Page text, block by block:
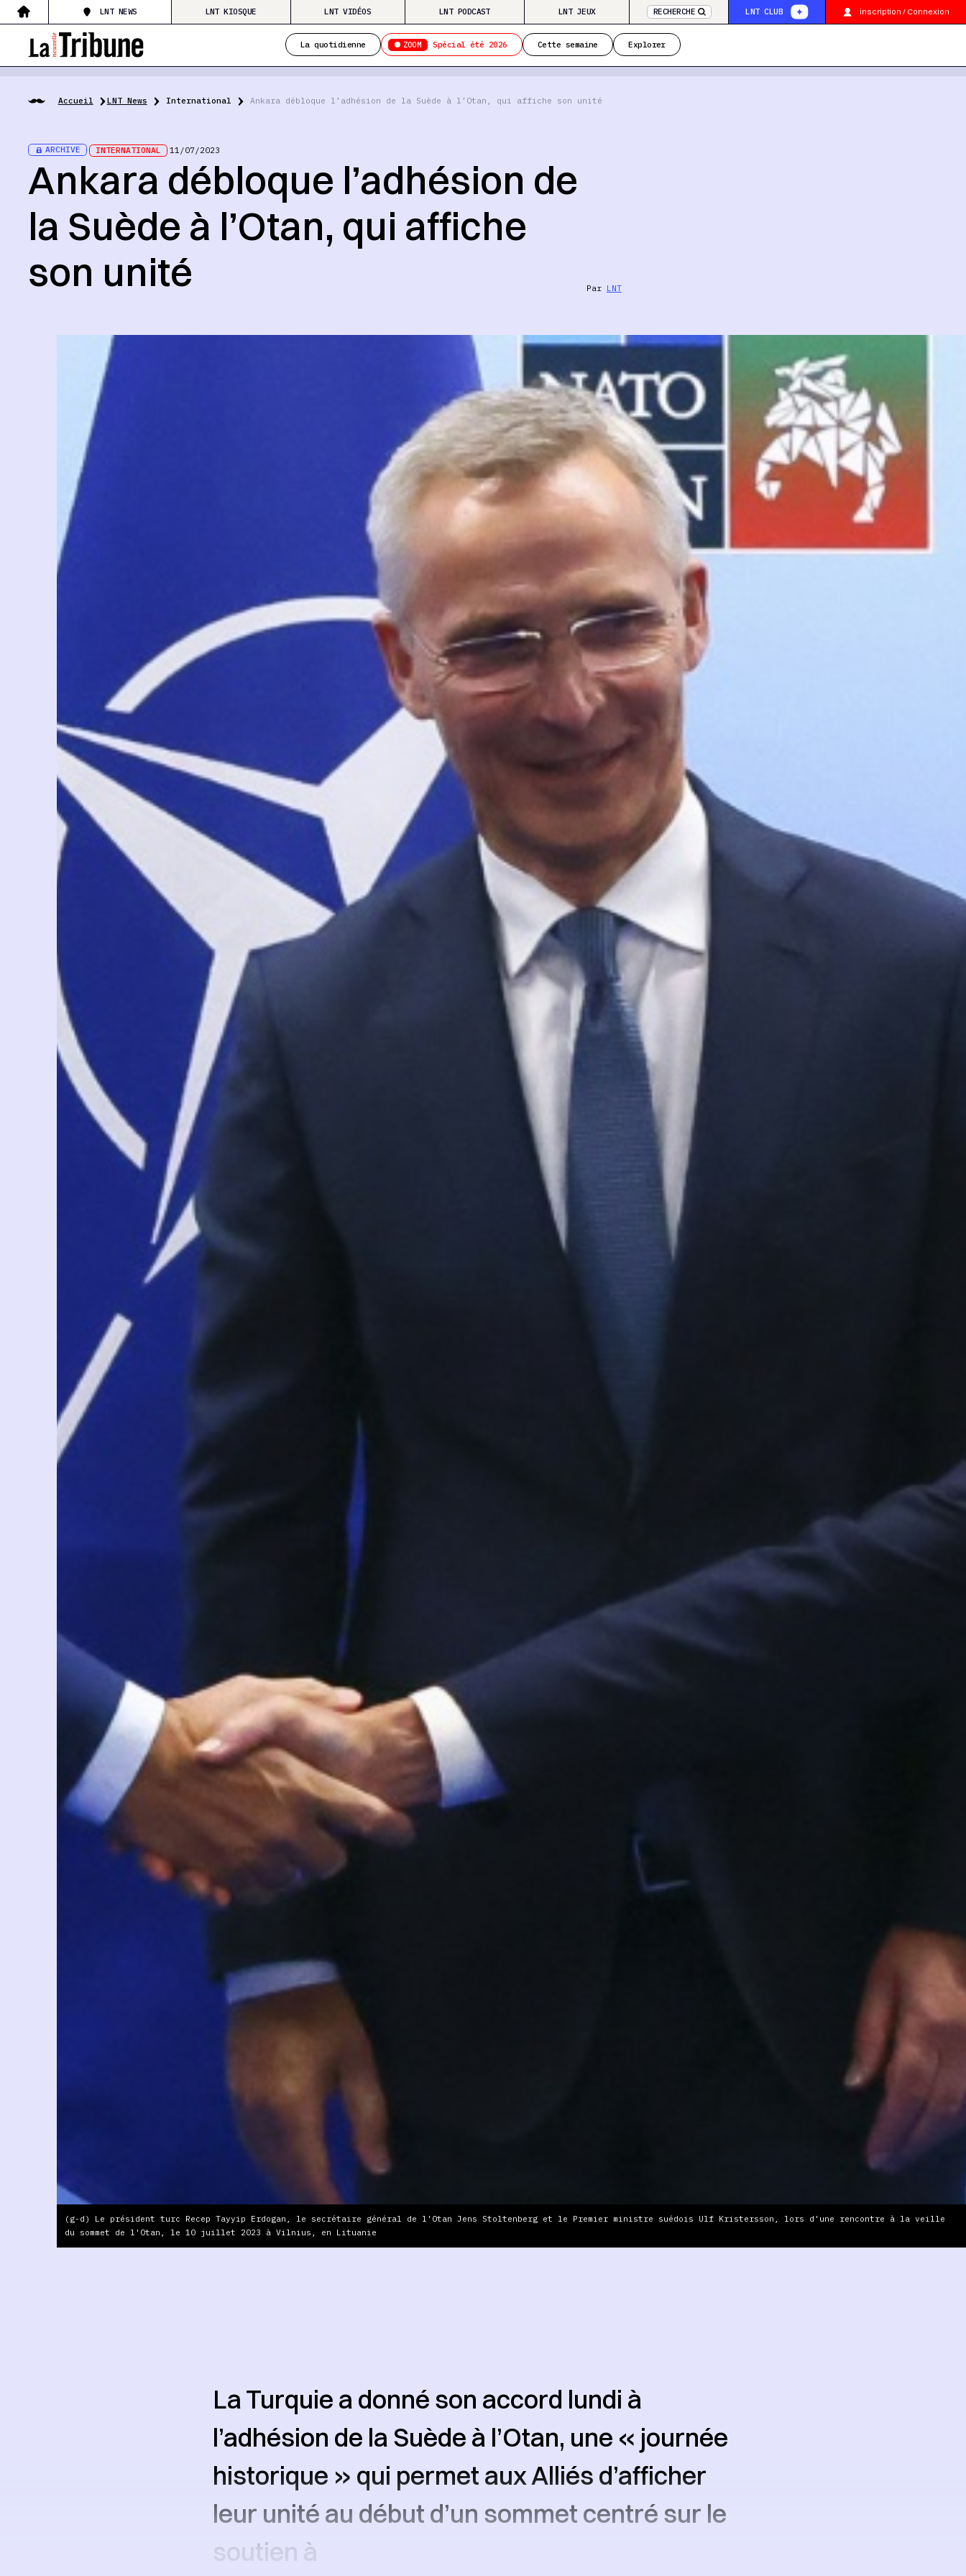
LNT NEWS LNT KIOSQUE LNT VIDÉOS LNT PODCAST LNT JEUX RECHERCHE LNT CLUB inscription / Connexion
La quotidienne ZOOM Spécial été 2026 Cette semaine Explorer
Accueil LNT News International Ankara débloque l’adhésion de la Suède à l’Otan, qui affiche son unité
ARCHIVE INTERNATIONAL 11/07/2023
Ankara débloque l’adhésion de
la Suède à l’Otan, qui affiche
son unité
Par LNT
(g-d) Le président turc Recep Tayyip Erdogan, le secrétaire général de l'Otan Jens Stoltenberg et le Premier ministre suédois Ulf Kristersson, lors d'une rencontre à la veille
du sommet de l'Otan, le 10 juillet 2023 à Vilnius, en Lituanie
La Turquie a donné son accord lundi à
l’adhésion de la Suède à l’Otan, une « journée
historique » qui permet aux Alliés d’afficher
leur unité au début d’un sommet centré sur le
soutien à